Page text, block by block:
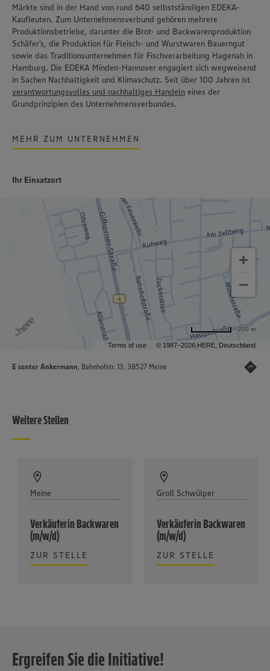
Märkte sind in der Hand von rund 640 selbstständigen EDEKA-
Kaufleuten. Zum Unternehmensverbund gehören mehrere
Produktionsbetriebe, darunter die Brot- und Backwarenproduktion
Schäfer’s, die Produktion für Fleisch- und Wurstwaren Bauerngut
sowie das Traditionsunternehmen für Fischverarbeitung Hagenah in
Hamburg. Die EDEKA Minden-Hannover engagiert sich wegweisend
in Sachen Nachhaltigkeit und Klimaschutz. Seit über 100 Jahren ist
verantwortungsvolles und nachhaltiges Handeln eines der
Grundprinzipien des Unternehmensverbundes.
MEHR ZUM UNTERNEHMEN
Ihr Einsatzort
Terms of use © 1987–2026 HERE, Deutschland
200 m
E center Ankermann, Bahnhofstr. 13, 38527 Meine
Weitere Stellen
Meine
Verkäuferin Backwaren
(m/w/d)
ZUR STELLE
Groß Schwülper
Verkäuferin Backwaren
(m/w/d)
ZUR STELLE
Ergreifen Sie die Initiative!